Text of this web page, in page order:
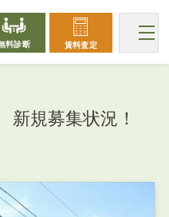
料診断 賃料査定
規募集状況！